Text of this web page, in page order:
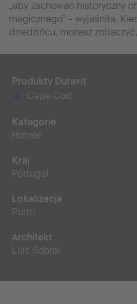
„aby zachować historyczny
magicznego” - wyjaśniła.
dziedzińcu, możesz
Produkty Duravit
Cape Cod
Kategorie
Hotele
Kraj
Portugal
Lokalizacja
Porto
Architekt
Luís Sobral